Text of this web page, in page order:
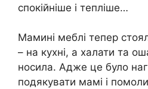
спокійніше і тепліше…
Мамині меблі тепер
– на кухні, а халати та
носила. Адже це було
подякувати мамі і